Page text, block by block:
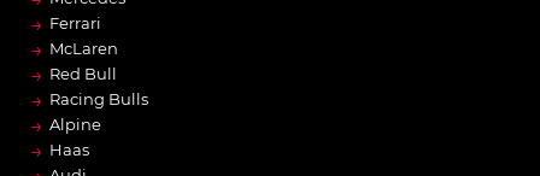
→ Ferrari
→ McLaren
→ Red Bull
→ Racing Bulls
→ Alpine
→ Haas